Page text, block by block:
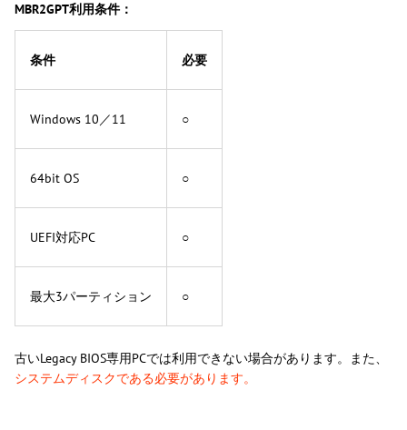
MBR2GPT利用条件：
条件 必要
Windows 10／11 ○
64bit OS ○
UEFI対応PC ○
最大3パーティション ○
古いLegacy BIOS専用PCでは利用できない場合があります。また、
システムディスクである必要があります。